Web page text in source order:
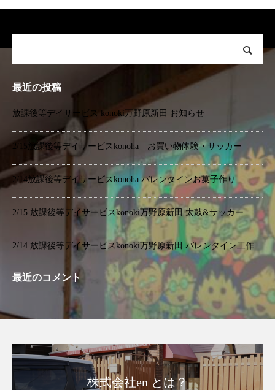
最近の投稿
放課後等デイサービス konoki万野原新田 お知らせ
2/15放課後等デイサービスkonoha お買い物体験・サッカー
2/14放課後等デイサービスkonoha バレンタインお菓子作り
2/15 放課後等デイサービスkonoki万野原新田 太鼓&サッカー
2/14 放課後等デイサービスkonoki万野原新田 バレンタイン工作
最近のコメント
株式会社en とは？